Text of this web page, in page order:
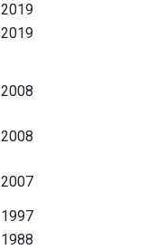
2019
2019
2008
2008
2007
1997
1988